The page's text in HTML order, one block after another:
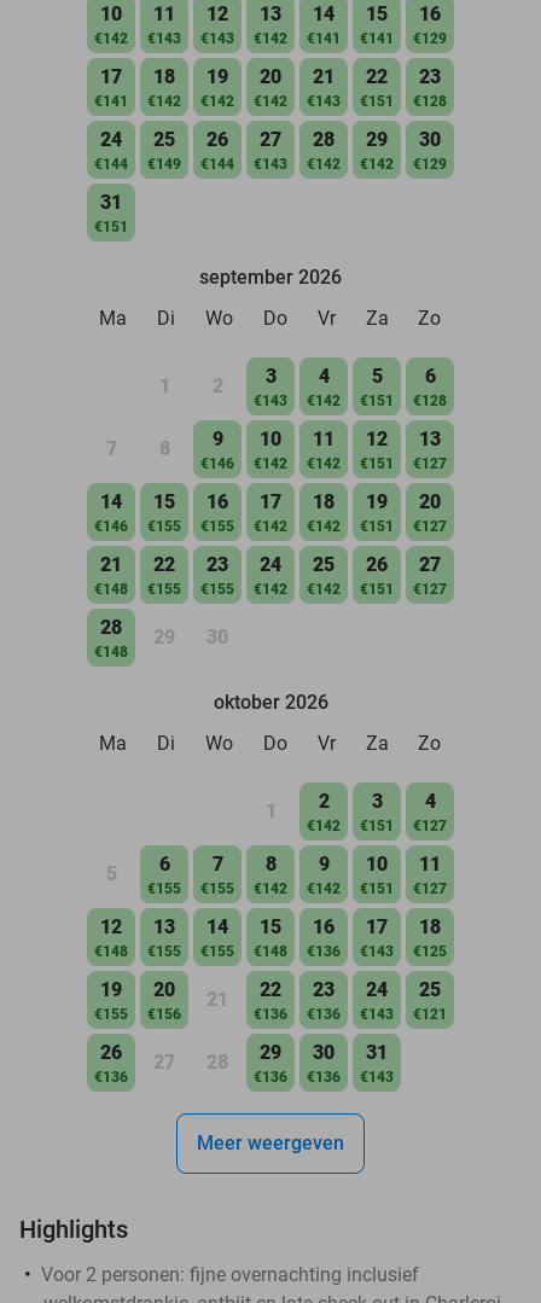
10
€142
11
€143
12
€143
13
€142
14
€141
15
€141
16
€129
17
€141
18
€142
19
€142
20
€142
21
€143
22
€151
23
€128
24
€144
25
€149
26
€144
27
€143
28
€142
29
€142
30
€129
31
€151
september 2026
Ma
Di Wo Do Vr Za Zo
1 2 3
€143
4
€142
5
€151
6
€128
7 8 9
€146
10
€142
11
€142
12
€151
13
€127
14
€146
15
€155
16
€155
17
€142
18
€142
19
€151
20
€127
21
€148
22
€155
23
€155
24
€142
25
€142
26
€151
27
€127
28
€148
29 30
oktober 2026
Ma
Di Wo Do Vr Za Zo
1 2
€142
3
€151
4
€127
5 6
€155
7
€155
8
€142
9
€142
10
€151
11
€127
12
€148
13
€155
14
€155
15
€148
16
€136
17
€143
18
€125
19
€155
20
€156
21 22
€136
23
€136
24
€143
25
€121
26
€136
27 28 29
€136
30
€136
31
€143
Meer weergeven
Highlights
Voor 2 personen: fijne overnachting inclusief